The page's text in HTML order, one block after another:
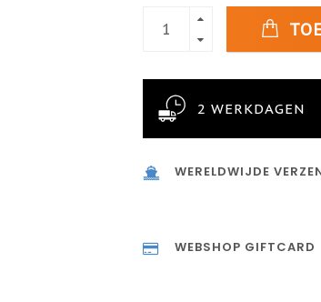
2 WERKDAGEN
WERELDWIJDE
WEBSHOP GIFTCARD